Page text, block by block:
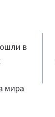
в
мира